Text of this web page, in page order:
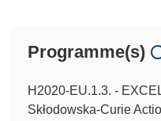
Programme(s)
H2020-EU.1.3. -
Skłodowska-Curie